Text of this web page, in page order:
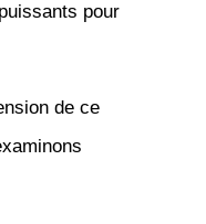
pour
de ce